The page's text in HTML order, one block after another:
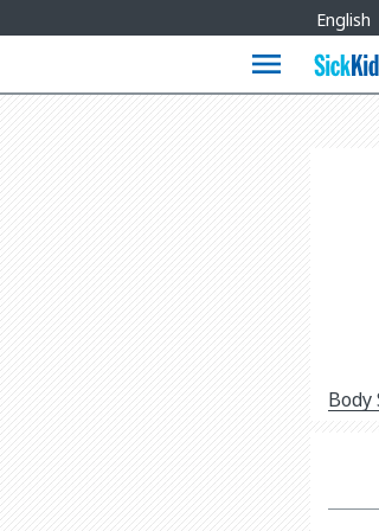
Languages
English
menu
Body